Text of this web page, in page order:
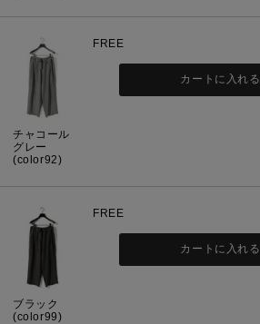
チャコール
グレー
(color92)
FREE
カートに入れる
ブラック
(color99)
FREE
カートに入れる